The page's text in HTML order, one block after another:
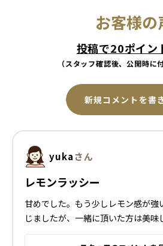
お客様の
投稿で20ポイン
（スタッフ確認後、公開時に
新規コメントを書
yukaさん
レモンラッシー
甘めでした。もう少しレモン感が強
じましたが、一緒に頂いた方は美味